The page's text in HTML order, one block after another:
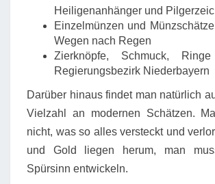
Heiligenanhänger und
Einzelmünzen und
Wegen nach Regen
Zierknöpfe, Schmuck,
Regierungsbezirk Niederbayern
Darüber hinaus findet man natürlich
Vielzahl an modernen Schätzen.
nicht, was so alles versteckt und
und Gold liegen herum, man
Spürsinn entwickeln.